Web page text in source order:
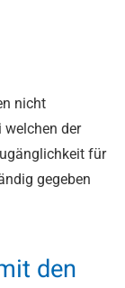
nicht
welchen der
für
gegeben
den